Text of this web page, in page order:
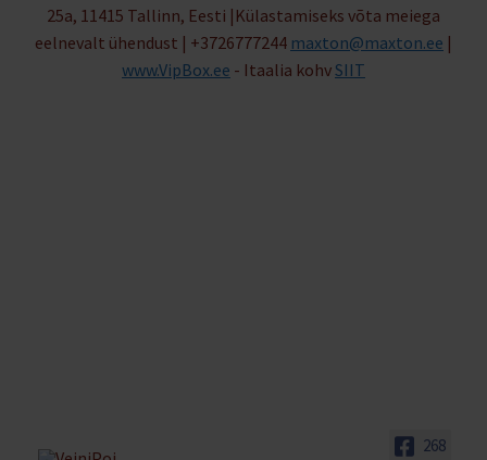
25a, 11415 Tallinn, Eesti |Külastamiseks võta meiega
eelnevalt ühendust | +3726777244 maxton@maxton.ee |
www.VipBox.ee - Itaalia kohvSIIT
268